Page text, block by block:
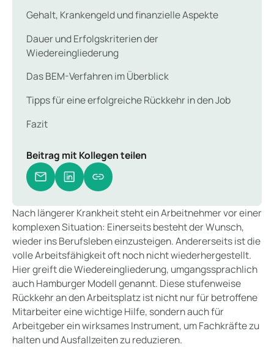
Gehalt, Krankengeld und finanzielle Aspekte
Dauer und Erfolgskriterien der
Wiedereingliederung
Das BEM-Verfahren im Überblick
Tipps für eine erfolgreiche Rückkehr in den Job
Fazit
Beitrag mit Kollegen teilen
Nach längerer Krankheit steht ein Arbeitnehmer vor einer
komplexen Situation: Einerseits besteht der Wunsch,
wieder ins Berufsleben einzusteigen. Andererseits ist die
volle Arbeitsfähigkeit oft noch nicht wiederhergestellt.
Hier greift die Wiedereingliederung, umgangssprachlich
auch Hamburger Modell genannt. Diese stufenweise
Rückkehr an den Arbeitsplatz ist nicht nur für betroffene
Mitarbeiter eine wichtige Hilfe, sondern auch für
Arbeitgeber ein wirksames Instrument, um Fachkräfte zu
halten und Ausfallzeiten zu reduzieren.